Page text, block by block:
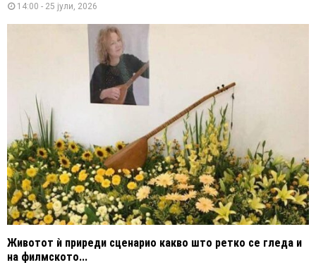
14:00 - 25 јули, 2026
Животот ѝ приреди сценарио какво што ретко се гледа и
на филмското...